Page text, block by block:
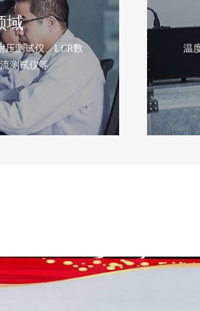
试仪、LCR数
试仪等
温度